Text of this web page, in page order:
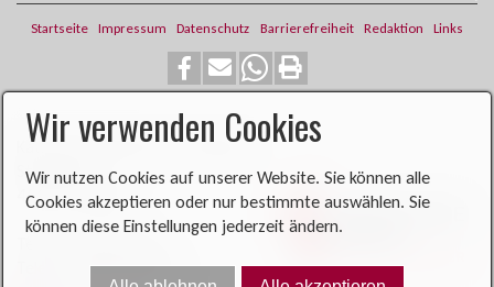
Startseite Impressum Datenschutz Barrierefreiheit Redaktion Links
​​​​Katholische Pfarrei St. Franziskus
Steinweg 6
46419 Isselburg
Telefax: 02874 900396​​​​
Wir verwenden Cookies
Wir nutzen Cookies auf unserer Website. Sie können alle
Cookies akzeptieren oder nur bestimmte auswählen. Sie
können diese Einstellungen jederzeit ändern.